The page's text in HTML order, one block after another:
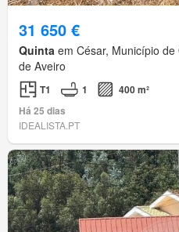
31 650 €
Quinta em César, Município
de Aveiro
T1 1
400 m²
Há 25 dias
IDEALISTA.PT